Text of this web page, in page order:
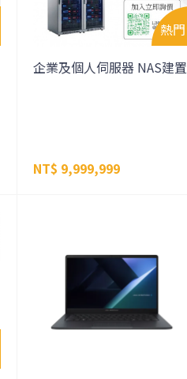
企業及個人伺服器 NAS建置
NT$ 9,999,999